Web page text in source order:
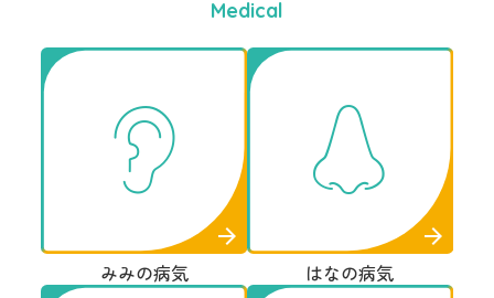
みみの病気 はなの病気